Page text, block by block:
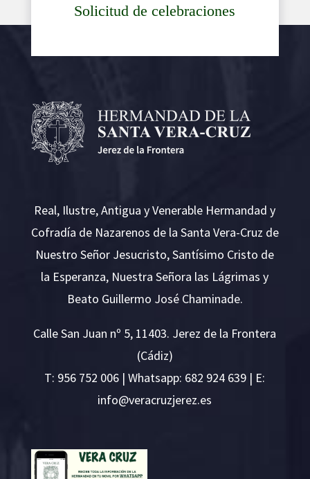
Solicitud de celebraciones
Real, Ilustre, Antigua y Venerable Hermandad y
Cofradía de Nazarenos de la Santa Vera-Cruz de
Nuestro Señor Jesucristo, Santísimo Cristo de
la Esperanza, Nuestra Señora las Lágrimas y
Beato Guillermo José Chaminade.
Calle San Juan nº 5, 11403. Jerez de la Frontera
(Cádiz)
T: 956 752 006 | Whatsapp: 682 924 639 | E:
se.ze
rejzu
rcare
v@ofn
i